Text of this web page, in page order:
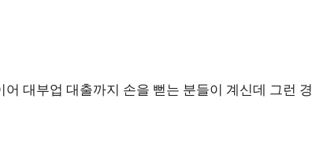
대부업 대출까지 손을 뻗는 분들이 계신데 그런 경